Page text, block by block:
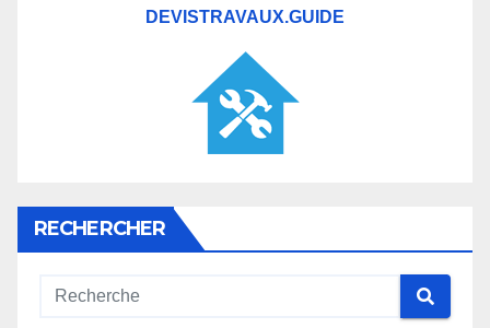
DEVISTRAVAUX.GUIDE
RECHERCHER